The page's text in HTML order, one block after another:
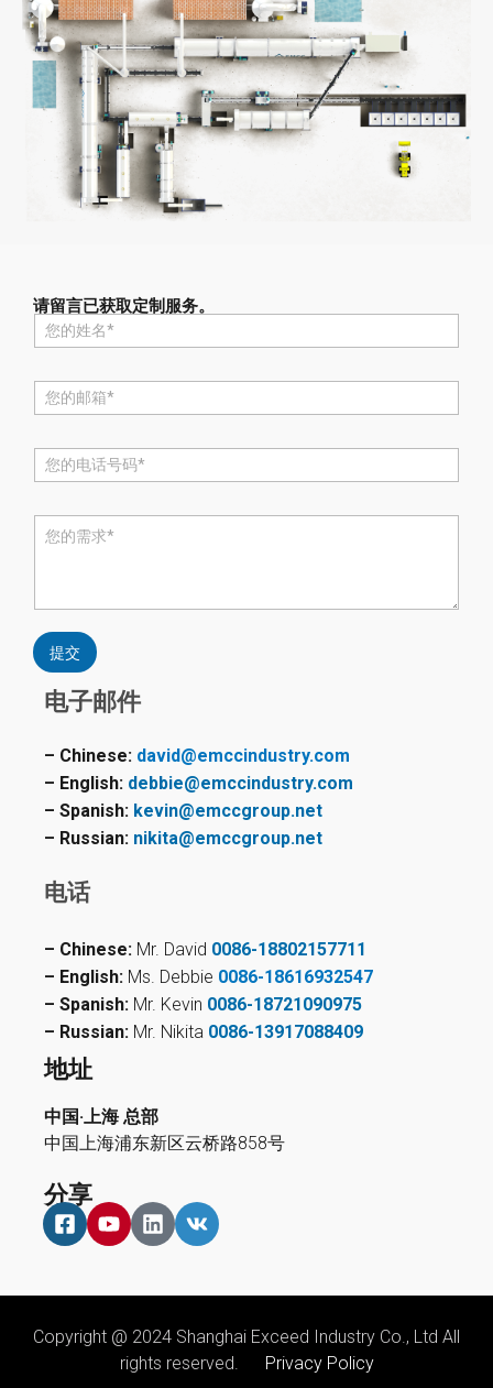
请留言已获取定制服务。
称
邮
话
论
提交
电子邮件
– Chinese: david@emccindustry.com
– English: debbie@emccindustry.com
– Spanish: kevin@emccgroup.net
– Russian: nikita@emccgroup.net
电话
– Chinese: Mr. David 0086-18802157711
– English: Ms. Debbie 0086-18616932547
– Spanish: Mr. Kevin 0086-18721090975
– Russian: Mr. Nikita 0086-13917088409
地址
中国·上海 总部
中国上海浦东新区云桥路858号
分享
Copyright @ 2024 Shanghai Exceed Industry Co., Ltd All
rights reserved.
Privacy Policy